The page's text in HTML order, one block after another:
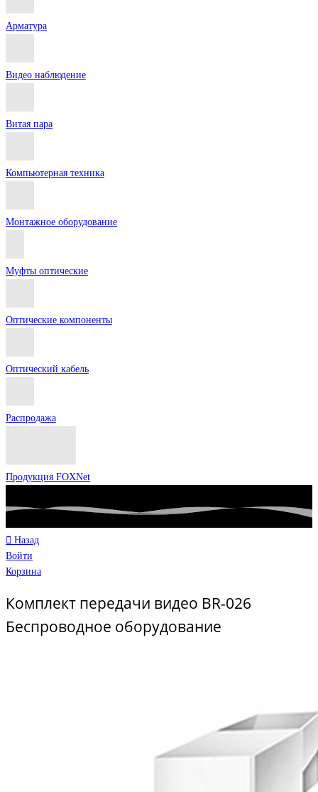
Арматура
Видео наблюдение
Витая пара
Компьютерная техника
Монтажное оборудование
Муфты оптические
Оптические компоненты
Оптический кабель
Распродажа
Продукция FOXNet
Назад
Войти
Корзина
Комплект передачи видео BR-026
Беспроводное оборудование